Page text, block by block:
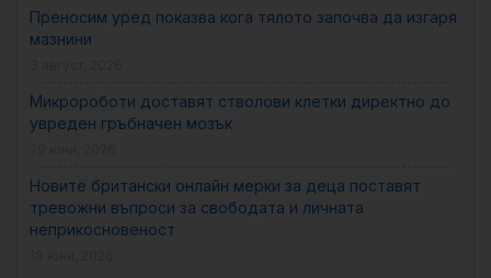
Преносим уред показва кога тялото започва да изгаря
мазнини
Микророботи доставят стволови клетки директно до
увреден гръбначен мозък
Новите британски онлайн мерки за деца поставят
тревожни въпроси за свободата и личната
неприкосновеност